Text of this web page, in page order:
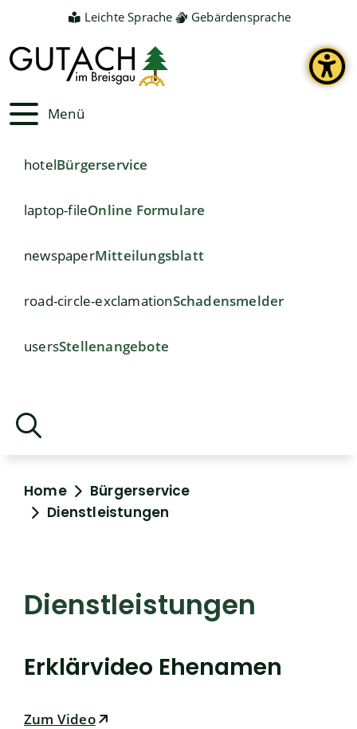
Leichte Sprache Gebärdensprache
Menü
hotelBürgerservice
laptop-fileOnline Formulare
newspaperMitteilungsblatt
road-circle-exclamationSchadensmelder
usersStellenangebote
Home
Bürgerservice
Dienstleistungen
Dienstleistungen
Erklärvideo Ehenamen
Zum Video